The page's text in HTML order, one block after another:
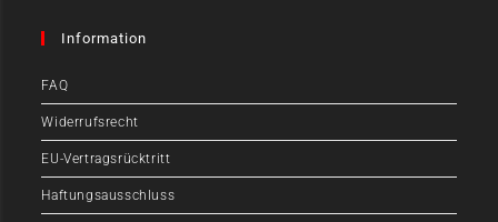
Information
FAQ
Widerrufsrecht
EU-Vertragsrücktritt
Haftungsausschluss